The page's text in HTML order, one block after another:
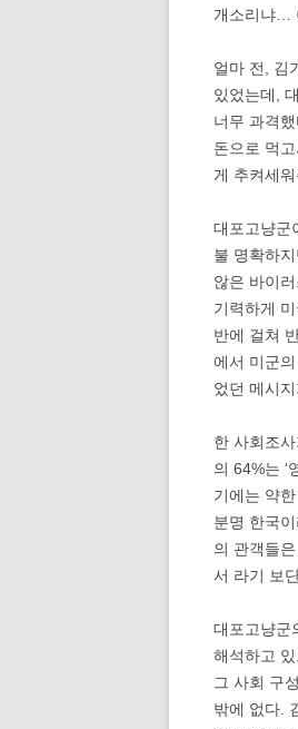
개소리냐…
얼마 전, 김
있었는데,
너무 과격
돈으로 먹
게 추켜세
대포고냥군
불 명확하
않은 바이
기력하게
반에 걸쳐
에서 미군
었던 메시
한 사회조
의 64%는 ‘
기에는 약
분명 한국
의 관객들
서 라기 보
대포고냥군
해석하고
그 사회 구
밖에 없다.